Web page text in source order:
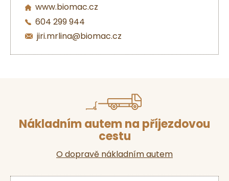
www.biomac.cz
604 299 944
jiri.mrlina@biomac.cz
Nákladním autem na příjezdovou
cestu
O dopravě nákladním autem